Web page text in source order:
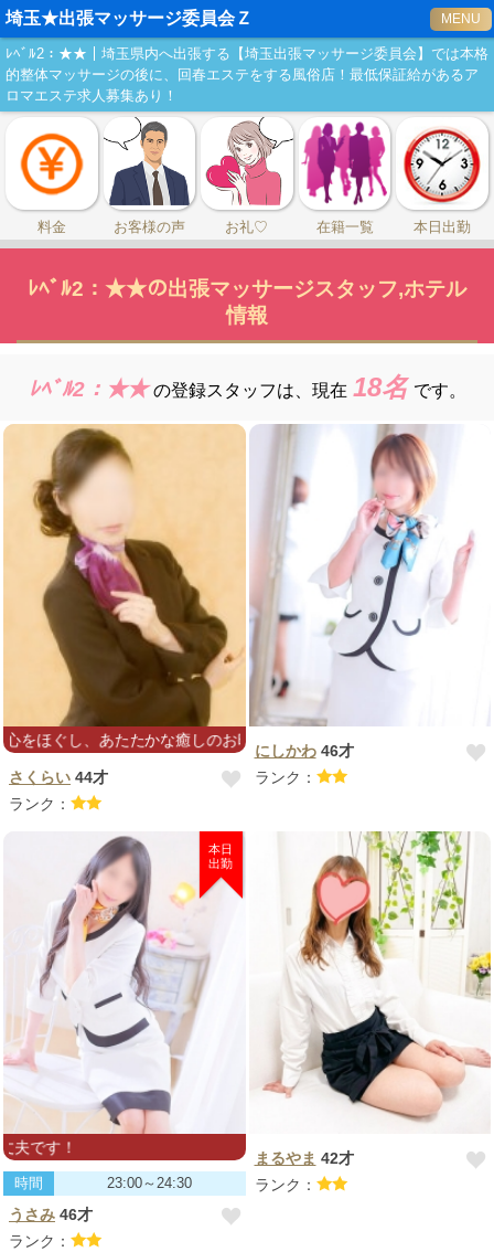
埼玉★出張マッサージ委員会Ｚ MENU
ﾚﾍﾞﾙ2：★★｜埼玉県内へ出張する【埼玉出張マッサージ委員会】では本格
的整体マッサージの後に、回春エステをする風俗店！最低保証給があるア
ロマエステ求人募集あり！
料金 お客様の声 お礼♡ 在籍一覧 本日出勤
ﾚﾍﾞﾙ2：★★の出張マッサージスタッフ,ホテル
情報
ﾚﾍﾞﾙ2：★★ の登録スタッフは、 現在 18名 です。
ぐし、あたたかな癒しのお時間をお過ごしいただけるようがんばり
さくらい 44才
ランク：
にしかわ46才
ランク：
本日
出勤
す！
時間 23:00～24:30
うさみ 46才
ランク：
まるやま 42才
ランク：